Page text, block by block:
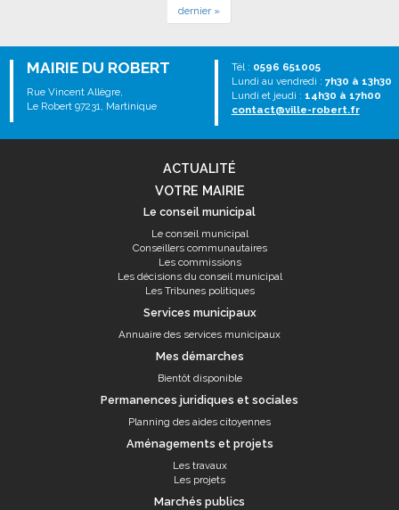
dernier »
MAIRIE DU ROBERT
Rue Vincent Allègre,
Le Robert 97231, Martinique
Tél : 0596 651005
Lundi au vendredi : 7h30 à 13h30
Lundi et jeudi : 14h30 à 17h00
contact@ville-robert.fr
ACTUALITÉ
VOTRE MAIRIE
Le conseil municipal
Le conseil municipal
Conseillers communautaires
Les commissions
Les décisions du conseil municipal
Les Tribunes politiques
Services municipaux
Annuaire des services municipaux
Mes démarches
Bientôt disponible
Permanences juridiques et sociales
Planning des aides citoyennes
Aménagements et projets
Les travaux
Les projets
Marchés publics